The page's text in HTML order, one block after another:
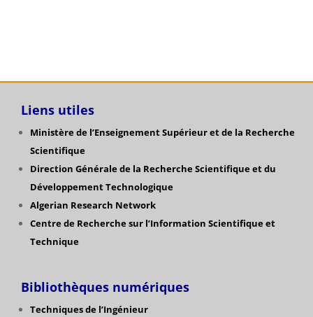
Liens utiles
Ministère de l’Enseignement Supérieur et de la Recherche
Scientifique
Direction Générale de la Recherche Scientifiqueet du
Développement Technologique
Algerian Research Network
Centre de Recherche sur l’Information Scientifique et
Technique
Bibliothèques numériques
Techniques de l’Ingénieur